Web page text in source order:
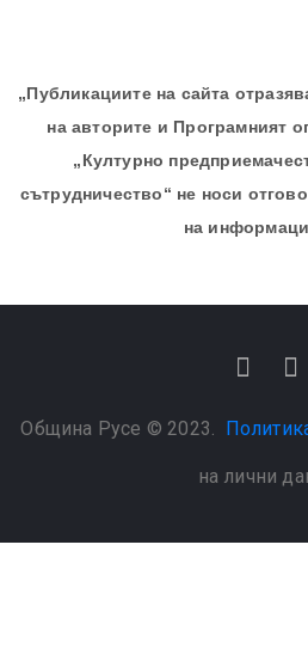
„Публикациите на сайта
на авторите и Програмният
„Културно
сътрудничество“ не носи
на
Община Русе © 2023.
на лични